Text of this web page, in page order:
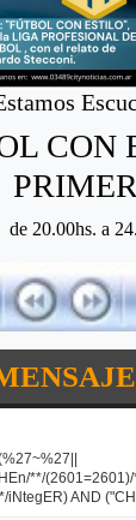
CON
de 20.00hs. a